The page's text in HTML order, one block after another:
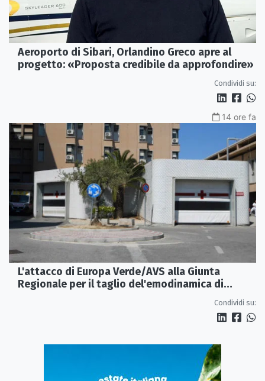
Aeroporto di Sibari, Orlandino Greco apre al
progetto: «Proposta credibile da approfondire»
Condividi su:
14 ore fa
L'attacco di Europa Verde/AVS alla Giunta
Regionale per il taglio del'emodinamica di
Condividi su: